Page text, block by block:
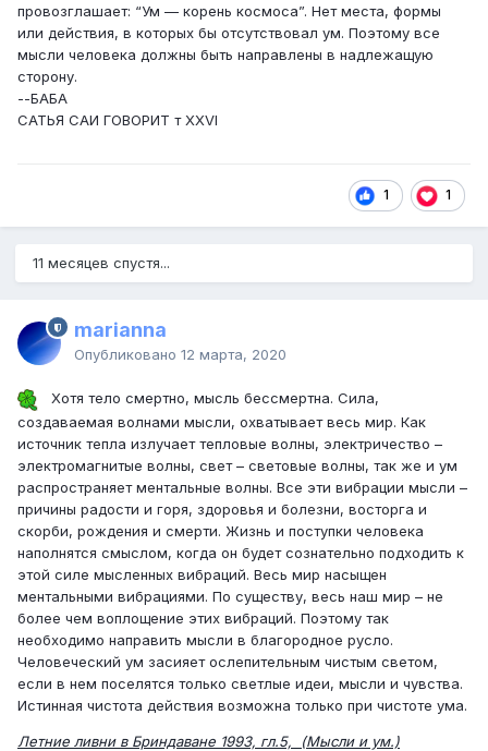
провозглашает: “Ум — корень космоса”. Нет места, формы
или действия, в которых бы отсутствовал ум. Поэтому все
мысли человека должны быть направлены в надлежащую
сторону.
--БАБА
САТЬЯ САИ ГОВОРИТ т XXVI
1 1
11 месяцев спустя...
marianna
Опубликовано 12 марта, 2020
Хотя тело смертно, мысль бессмертна. Сила,
создаваемая волнами мысли, охватывает весь мир. Как
источник тепла излучает тепловые волны, электричество –
электромагнитые волны, свет – световые волны, так же и ум
распространяет ментальные волны. Все эти вибрации мысли –
причины радости и горя, здоровья и болезни, восторга и
скорби, рождения и смерти. Жизнь и поступки человека
наполнятся смыслом, когда он будет сознательно подходить к
этой силе мысленных вибраций. Весь мир насыщен
ментальными вибрациями. По существу, весь наш мир – не
более чем воплощение этих вибраций. Поэтому так
необходимо направить мысли в благородное русло.
Человеческий ум засияет ослепительным чистым светом,
если в нем поселятся только светлые идеи, мысли и чувства.
Истинная чистота действия возможна только при чистоте ума.
Летние ливни в Бриндаване 1993, гл.5, (Мысли и ум.)